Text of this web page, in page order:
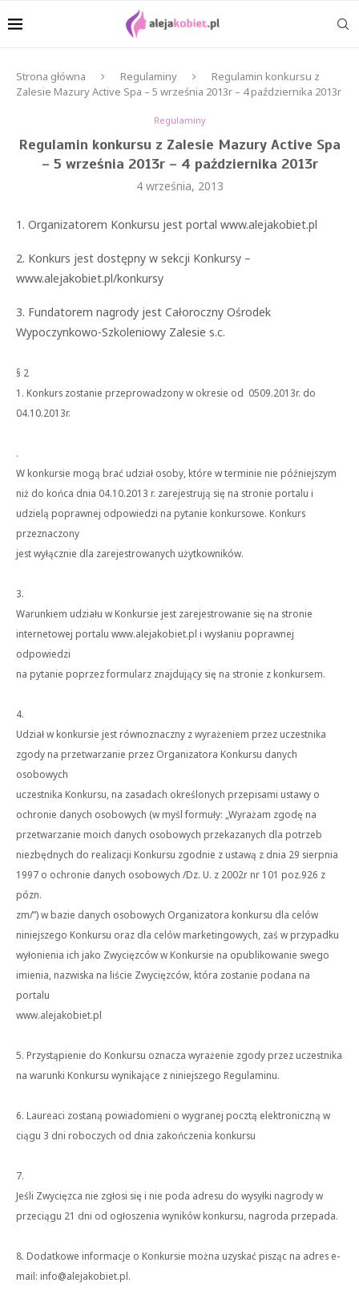
Strona główna Regulaminy
Regulamin konkursu z
Zalesie Mazury Active Spa – 5 września 2013r – 4 października 2013r
Regulaminy
Regulamin konkursu z Zalesie Mazury Active Spa
– 5 września 2013r – 4 października 2013r
4 września, 2013
1. Organizatorem Konkursu jest portal www.alejakobiet.pl
2. Konkurs jest dostępny w sekcji Konkursy –
www.alejakobiet.pl/konkursy
3. Fundatorem nagrody jest Całoroczny Ośrodek
Wypoczynkowo-Szkoleniowy Zalesie s.c.
§ 2
1. Konkurs zostanie przeprowadzony w okresie od 0509.2013r. do
04.10.2013r.
.
W konkursie mogą brać udział osoby, które w terminie nie późniejszym
niż do końca dnia 04.10.2013 r. zarejestrują się na stronie portalu i
udzielą poprawnej odpowiedzi na pytanie konkursowe. Konkurs
przeznaczony
jest wyłącznie dla zarejestrowanych użytkowników.
3.
Warunkiem udziału w Konkursie jest zarejestrowanie się na stronie
internetowej portalu www.alejakobiet.pl i wysłaniu poprawnej
odpowiedzi
na pytanie poprzez formularz znajdujący się na stronie z konkursem.
4.
Udział w konkursie jest równoznaczny z wyrażeniem przez uczestnika
zgody na przetwarzanie przez Organizatora Konkursu danych
osobowych
uczestnika Konkursu, na zasadach określonych przepisami ustawy o
ochronie danych osobowych (w myśl formuły: „Wyrażam zgodę na
przetwarzanie moich danych osobowych przekazanych dla potrzeb
niezbędnych do realizacji Konkursu zgodnie z ustawą z dnia 29 sierpnia
1997 o ochronie danych osobowych /Dz. U. z 2002r nr 101 poz.926 z
pózn.
zm/”) w bazie danych osobowych Organizatora konkursu dla celów
niniejszego Konkursu oraz dla celów marketingowych, zaś w przypadku
wyłonienia ich jako Zwycięzców w Konkursie na opublikowanie swego
imienia, nazwiska na liście Zwycięzców, która zostanie podana na
portalu
www.alejakobiet.pl
5. Przystąpienie do Konkursu oznacza wyrażenie zgody przez uczestnika
na warunki Konkursu wynikające z niniejszego Regulaminu.
6. Laureaci zostaną powiadomieni o wygranej pocztą elektroniczną w
ciągu 3 dni roboczych od dnia zakończenia konkursu
7.
Jeśli Zwycięzca nie zgłosi się i nie poda adresu do wysyłki nagrody w
przeciągu 21 dni od ogłoszenia wyników konkursu, nagroda przepada.
8. Dodatkowe informacje o Konkursie można uzyskać pisząc na adres e-
mail: info@alejakobiet.pl.